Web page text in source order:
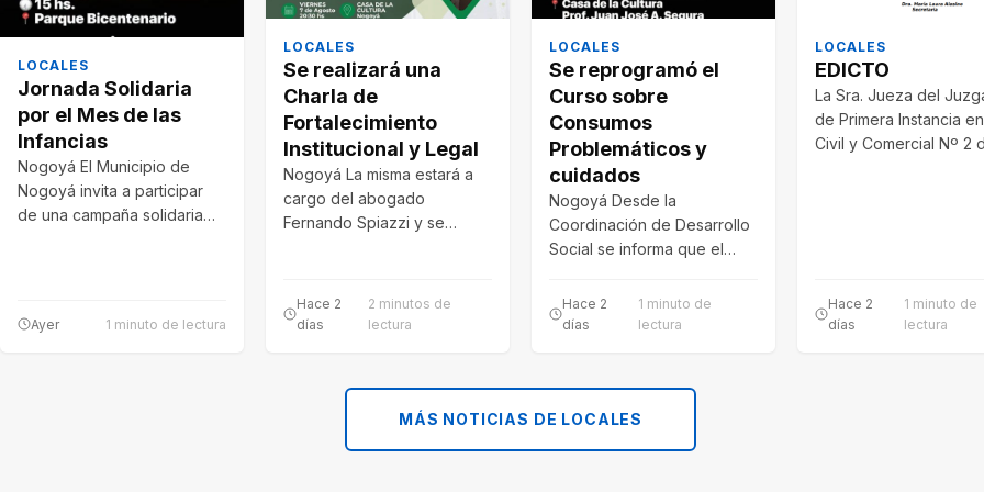
LOCALES
Jornada Solidaria
por el Mes de las
Infancias
Nogoyá El Municipio de
Nogoyá invita a participar
de una campaña solidaria
Ayer 1 minuto de lectura
LOCALES
Se realizará una
Charla de
Fortalecimiento
Institucional y Legal
Nogoyá La misma estará a
cargo del abogado
Fernando Spiazzi y se
Hace 2
días
2 minutos de
lectura
LOCALES
Se reprogramó el
Curso sobre
Consumos
Problemáticos y
cuidados
Nogoyá Desde la
Coordinación de Desarrollo
Social se informa que el
Problemáticos y Cuidados
en…
Hace 2
días
1 minuto de
lectura
LOCALES
EDICTO
La Sra. Jueza del
de Primera Instancia
Civil y Comercial Nº 2
Hace 2
días
1 minuto de
lectura
MÁS NOTICIAS DE LOCALES